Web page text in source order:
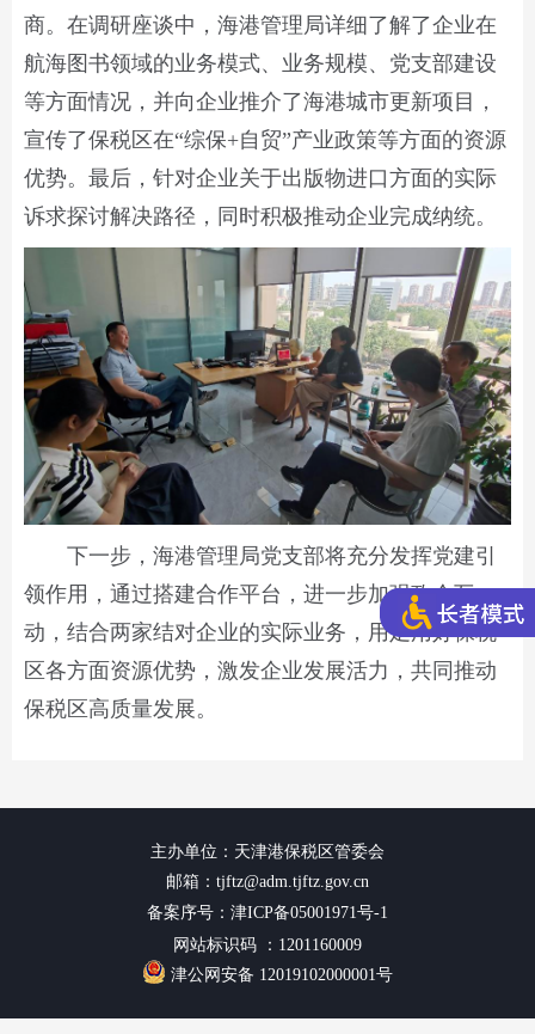
商。在调研座谈中，海港管理局详细了解了企业在
航海图书领域的业务模式、业务规模、党支部建设
等方面情况，并向企业推介了海港城市更新项目，
宣传了保税区在“综保+自贸”产业政策等方面的资源
优势。最后，针对企业关于出版物进口方面的实际
诉求探讨解决路径，同时积极推动企业完成纳统。
下一步，海港管理局党支部将充分发挥党建引
领作用，通过搭建合作平台，进一步加强政企互
动，结合两家结对企业的实际业务，用足用好保税
区各方面资源优势，激发企业发展活力，共同推动
保税区高质量发展。
主办单位：天津港保税区管委会
邮箱：tjftz@adm.tjftz.gov.cn
备案序号：津ICP备05001971号-1
网站标识码 ：1201160009
津公网安备 12019102000001号